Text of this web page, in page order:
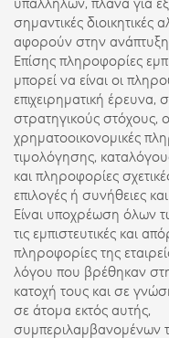
υπαλλήλων, πλάνα για
σημαντικές
αφορούν στην ανάπτυξη
Επίσης πληροφορίες
μπορεί να είναι οι
επιχειρηματική έρευνα,
στρατηγικούς στόχους,
χρηματοοικονομικές
τιμολόγησης,
και πληροφορίες
επιλογές ή συνήθειες
Είναι υποχρέωση όλων
τις εμπιστευτικές και
πληροφορίες της
λόγου που βρέθηκαν
κατοχή τους και σε
σε άτομα εκτός αυτής,
συμπεριλαμβανομένων